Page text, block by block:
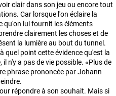
clair dans son jeu ou encore tout
Car lorsque l'on éclaire la
qu'on lui fournit les éléments
clairement les choses et de
la lumière au bout du tunnel.
quel point cette évidence qu'est la
il n'y a pas de vie possible. «Plus de
phrase prononcée par Johann
répondre à son souhait. Mais si